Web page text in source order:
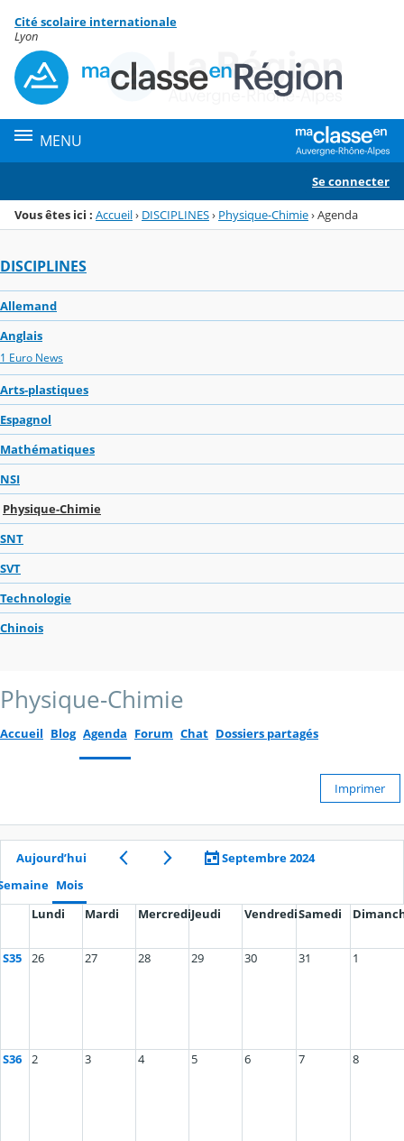
Menu de la rubrique
Contenu
Cité scolaire internationale
Lyon
MENU
Se connecter
Vous êtes ici : Accueil› DISCIPLINES› Physique-Chimie›Agenda
DISCIPLINES
Allemand
Anglais
1 Euro News
Arts-plastiques
Espagnol
Mathématiques
NSI
Physique-Chimie
SNT
SVT
Technologie
Chinois
Physique-Chimie
Accueil Blog Agenda Forum Chat Dossiers partagés
Imprimer
Aujourd’hui
Septembre 2024
Mois
Lundi
Mardi MercrediJeudi VendrediSamedi
S35 26 27 28 29 30 31 1
S36 2 3 4 5 6 7 8